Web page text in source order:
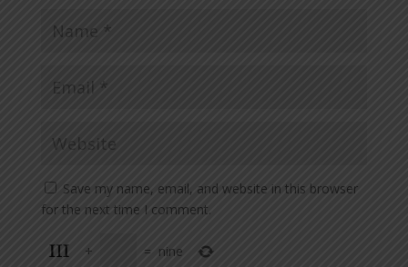
Save my name, email, and website in this browser
for the next time I comment.
+ = nine